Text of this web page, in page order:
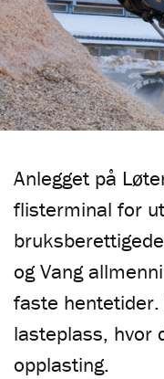
Anlegget på
flisterminal for
og Vang
faste
lasteplass, hvor
opplasting.